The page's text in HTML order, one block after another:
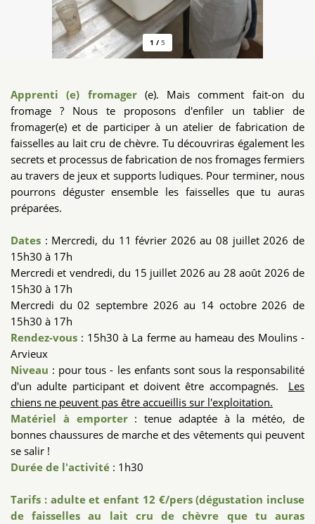
1 / 5
Apprenti (e) fromager(e). Mais comment fait-on du
fromage ? Nous te proposons d'enfiler un tablier de
fromager(e) et de participer à un atelier de fabrication de
faisselles au lait cru de chèvre. Tu découvriras également les
secrets et processus de fabrication de nos fromages fermiers
au travers de jeux et supports ludiques. Pour terminer, nous
pourrons déguster ensemble les faisselles que tu auras
préparées.
Dates : Mercredi, du 11 février 2026 au 08 juillet 2026 de
15h30 à 17h
Mercredi et vendredi, du 15 juillet 2026 au 28 août 2026 de
15h30 à 17h
Mercredi du 02 septembre 2026 au 14 octobre 2026 de
15h30 à 17h
Rendez-vous : 15h30 à La ferme au hameau des Moulins -
Arvieux
Niveau : pour tous - les enfants sont sous la responsabilité
d'un adulte participant et doivent être accompagnés. Les
chiens ne peuvent pas être accueillis sur l'exploitation.
Matériel à emporter: tenue adaptée à la météo, de
bonnes chaussures de marche et des vêtements qui peuvent
se salir !
Durée de l'activité : 1h30
Tarifs : adulte et enfant 12 €/pers (dégustation incluse
de faisselles au lait cru de chèvre que tu auras